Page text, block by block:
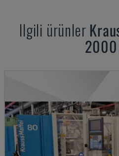
Ilgili ürünler
2000